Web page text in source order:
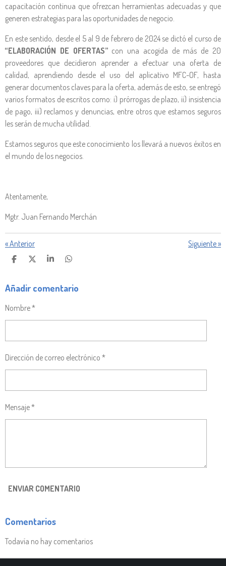
capacitación continua que ofrezcan herramientas adecuadas y que
generen estrategias para las oportunidades de negocio.
En este sentido, desde el 5 al 9 de febrero de 2024 se dictó el curso de
“ELABORACIÓN DE OFERTAS”con una acogida de más de 20
proveedores que decidieron aprender a efectuar una oferta de
calidad, aprendiendo desde el uso del aplicativo MFC-OF, hasta
generar documentos claves para la oferta, además de esto, se entregó
varios formatos de escritos como: i) prórrogas de plazo, ii) insistencia
de pago, iii) reclamos y denuncias, entre otros que estamos seguros
les serán de mucha utilidad.
Estamos seguros que este conocimiento los llevará a nuevos éxitos en
el mundo de los negocios.
Atentamente,
Mgtr. Juan Fernando Merchán
«Anterior Siguiente»
C
P
A
T
I
C
P
A
T
I
C
P
A
I
C
P
A
I
Añadir comentario
Nombre *
Dirección de correo electrónico *
Mensaje *
ENVIAR COMENTARIO
Comentarios
Todavía no hay comentarios